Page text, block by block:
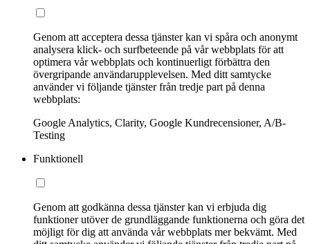
Genom att acceptera dessa tjänster kan vi spåra och anonymt
analysera klick- och surfbeteende på vår webbplats för att
optimera vår webbplats och kontinuerligt förbättra den
övergripande användarupplevelsen. Med ditt samtycke
använder vi följande tjänster från tredje part på denna
webbplats:
Google Analytics, Clarity, Google Kundrecensioner, A/B-
Testing
Funktionell
Genom att godkänna dessa tjänster kan vi erbjuda dig
funktioner utöver de grundläggande funktionerna och göra det
möjligt för dig att använda vår webbplats mer bekvämt. Med